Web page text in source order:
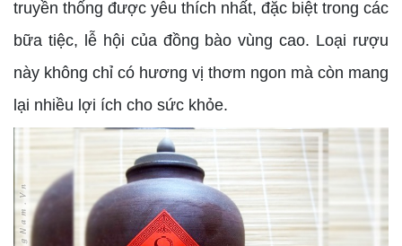
truyền thống được yêu thích nhất, đặc biệt trong các
bữa tiệc, lễ hội của đồng bào vùng cao. Loại rượu
này không chỉ có hương vị thơm ngon mà còn mang
lại nhiều lợi ích cho sức khỏe.